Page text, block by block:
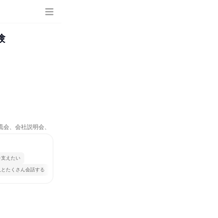
、会社説明会、
えたい
とたくさん会話する